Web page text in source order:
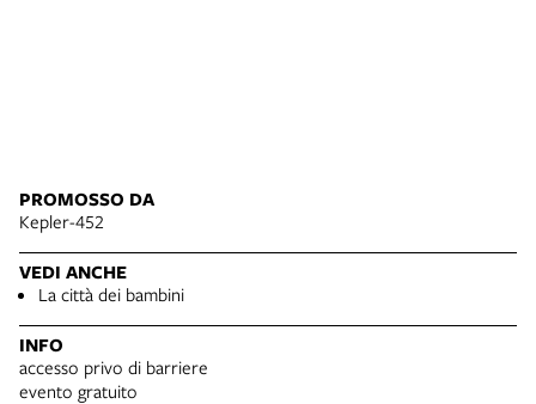
PROMOSSO DA
Kepler-452
VEDI ANCHE
La città dei bambini
INFO
accesso privo di barriere
evento gratuito